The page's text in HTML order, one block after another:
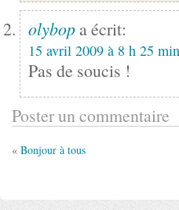
olybop a écrit:
15 avril 2009 à 8 h 25 min
Pas de soucis !
Poster un commentaire
« Bonjour à tous